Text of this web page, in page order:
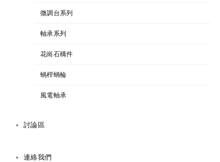
微調台系列
軸承系列
花崗石構件
蝸桿蝸輪
風電軸承
討論區
連絡我們